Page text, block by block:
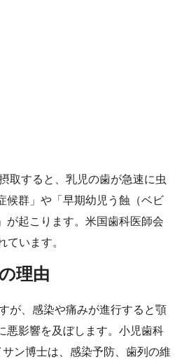
取すると、乳児の歯が急速に虫
候群」や「早期幼児う蝕（ベビ
が起こります。米国歯科医師会
ています。
理由
が、感染や痛みが進行すると顎
悪影響を及ぼします。小児歯科
ン博士は、感染予防、歯列の維